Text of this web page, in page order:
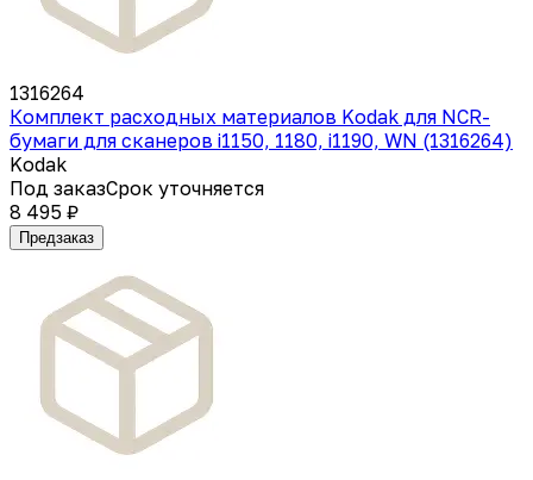
1316264
Комплект расходных материалов Kodak для NCR-
бумаги для сканеров i1150, 1180, i1190, WN (1316264)
Kodak
Под заказСрок уточняется
8 495 ₽
Предзаказ